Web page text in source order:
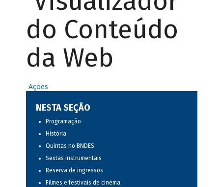
do Conteúdo
da Web
Ações
NESTA SEÇÃO
Programação
História
Quintas no BNDES
Sextas instrumentais
Reserva de ingressos
Filmes e festivais de cinema